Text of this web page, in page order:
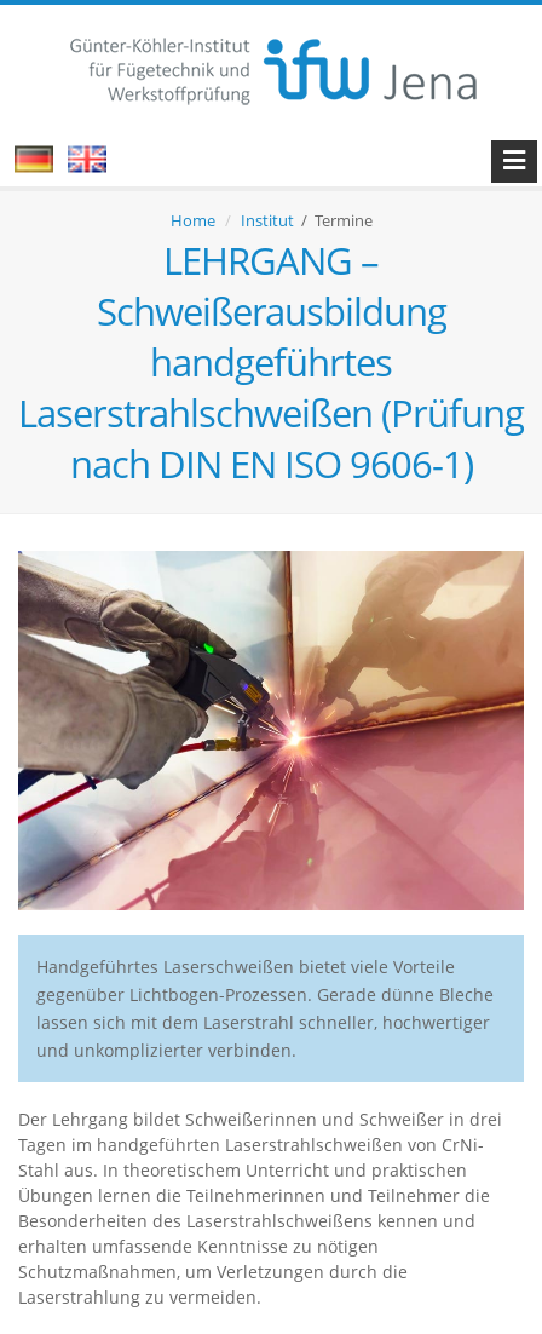
Home Institut/ Termine
LEHRGANG –
Schweißerausbildung
handgeführtes
Laserstrahlschweißen (Prüfung
nach DIN EN ISO 9606-1)
Handgeführtes Laserschweißen bietet viele Vorteile
gegenüber Lichtbogen-Prozessen. Gerade dünne Bleche
lassen sich mit dem Laserstrahl schneller, hochwertiger
und unkomplizierter verbinden.
Der Lehrgang bildet Schweißerinnen und Schweißer in drei
Tagen im handgeführten Laserstrahlschweißen von CrNi-
Stahl aus. In theoretischem Unterricht und praktischen
Übungen lernen die Teilnehmerinnen und Teilnehmer die
Besonderheiten des Laserstrahlschweißens kennen und
erhalten umfassende Kenntnisse zu nötigen
Schutzmaßnahmen, um Verletzungen durch die
Laserstrahlung zu vermeiden.